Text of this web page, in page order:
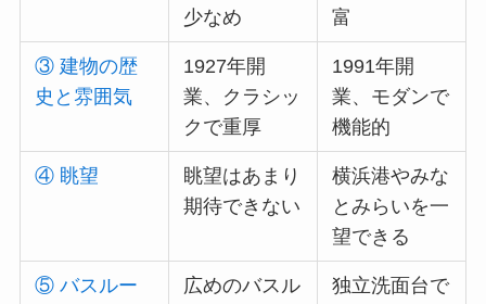
少なめ
富
③ 建物の歴
史と雰囲気
1927年開
業、クラシッ
クで重厚
1991年開
業、モダンで
機能的
④ 眺望
眺望はあまり
期待できない
横浜港やみな
とみらいを一
望できる
⑤ バスルー
広めのバスル
独立洗面台で